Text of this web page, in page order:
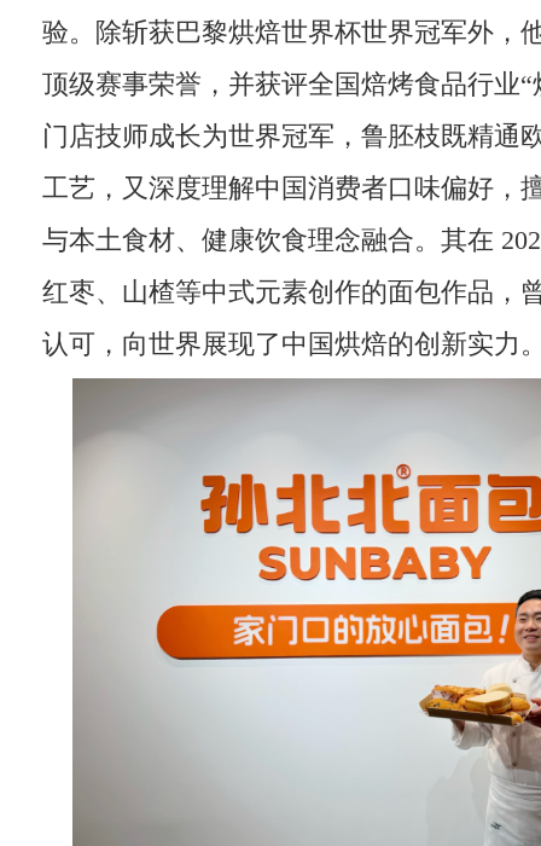
验。除斩获巴黎烘焙世界杯世界冠军外，
顶级赛事荣誉，并获评全国焙烤食品行业
门店技师成长为世界冠军，鲁胚枝既精通
工艺，又深度理解中国消费者口味偏好，
与本土食材、健康饮食理念融合。其在
红枣、山楂等中式元素创作的面包作品，
认可，向世界展现了中国烘焙的创新实力